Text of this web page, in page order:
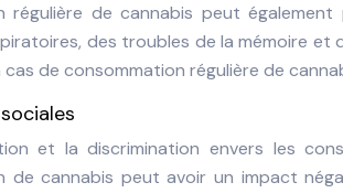
régulière de cannabis peut
des troubles de la mémoire
cas de consommation régulière de
et la discrimination envers les
de cannabis peut avoir un impact